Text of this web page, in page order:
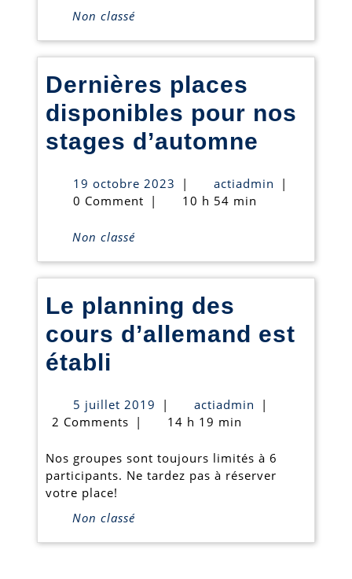
parents,
mais
ouvert
à
Non classé
Dernières places
disponibles pour nos
stages d’automne
stages
19 octobre 2023 19
octobre
| actiadmin actiadmin
|
0 Comment | 10 h 54 min
Non classé
Le planning des
cours d’allemand est
établi
des
d’allemand
est
établi
5 juillet 2019
juillet
| actiadmin actiadmin
|
2 Comments | 14 h 19 min
Nos groupes sont toujours limités à 6
participants. Ne tardez pas à réserver
votre place!
Non classé